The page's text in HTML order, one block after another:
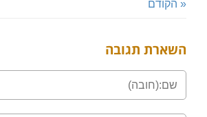
« הקודם
השארת תגובה